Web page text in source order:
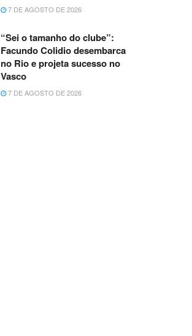
7 DE AGOSTO DE 2026
“Sei o tamanho do clube”:
Facundo Colidio desembarca
no Rio e projeta sucesso no
Vasco
7 DE AGOSTO DE 2026